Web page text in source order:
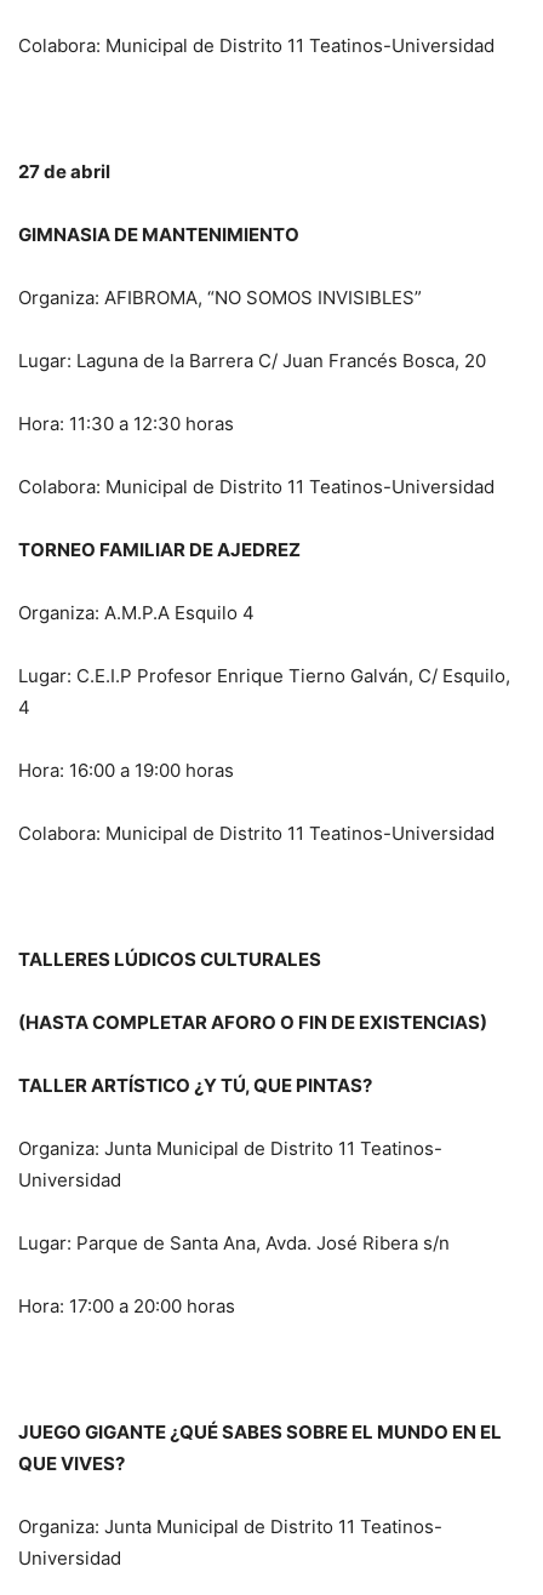
Colabora: Municipal de Distrito 11 Teatinos-Universidad
27 de abril
GIMNASIA DE MANTENIMIENTO
Organiza: AFIBROMA, “NO SOMOS INVISIBLES”
Lugar: Laguna de la Barrera C/ Juan Francés Bosca, 20
Hora: 11:30 a 12:30 horas
Colabora: Municipal de Distrito 11 Teatinos-Universidad
TORNEO FAMILIAR DE AJEDREZ
Organiza: A.M.P.A Esquilo 4
Lugar: C.E.I.P Profesor Enrique Tierno Galván, C/ Esquilo,
4
Hora: 16:00 a 19:00 horas
Colabora: Municipal de Distrito 11 Teatinos-Universidad
TALLERES LÚDICOS CULTURALES
(HASTA COMPLETAR AFORO O FIN DE EXISTENCIAS)
TALLER ARTÍSTICO ¿Y TÚ, QUE PINTAS?
Organiza: Junta Municipal de Distrito 11 Teatinos-
Universidad
Lugar: Parque de Santa Ana, Avda. José Ribera s/n
Hora: 17:00 a 20:00 horas
JUEGO GIGANTE ¿QUÉ SABES SOBRE EL MUNDO EN EL
QUE VIVES?
Organiza: Junta Municipal de Distrito 11 Teatinos-
Universidad